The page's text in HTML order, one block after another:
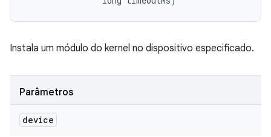
Instala um módulo do kernel no dispositivo especificado.
Parâmetros
device